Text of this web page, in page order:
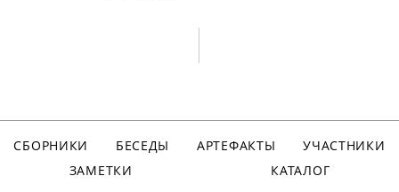
СБОРНИКИ БЕСЕДЫ АРТЕФАКТЫ
УЧАСТНИКИ
ЗАМЕТКИ
КАТАЛОГ